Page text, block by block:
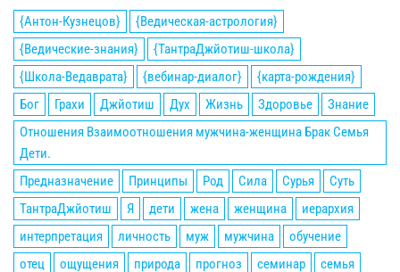
{Антон-Кузнецов}
{Ведическая-астрология}
{Ведические-знания}
{ТантраДжйотиш-школа}
{Школа-Ведаврата}
{вебинар-диалог}
{карта-рождения}
Бог
Грахи Джйотиш Дух Жизнь Здоровье
Знание
Отношения Взаимоотношения мужчина-женщина Брак Семья
Дети.
Предназначение
Принципы Род Сила Сурья
Суть
ТантраДжйотиш
Я дети жена женщина
иерархия
интерпретация
личность муж мужчина
обучение
отец
ощущения природа прогноз семинар семья